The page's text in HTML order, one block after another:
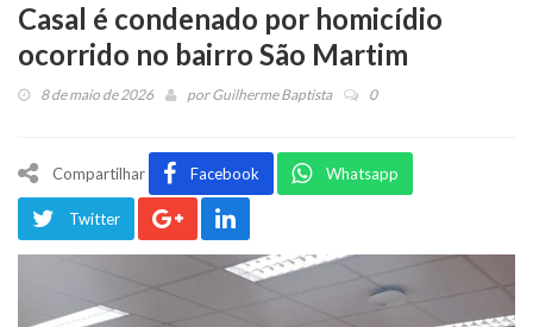
Casal é condenado por homicídio
ocorrido no bairro São Martim
8 de maio de 2026 porGuilherme Baptista 0
Compartilhar Facebook Whatsapp
Twitter